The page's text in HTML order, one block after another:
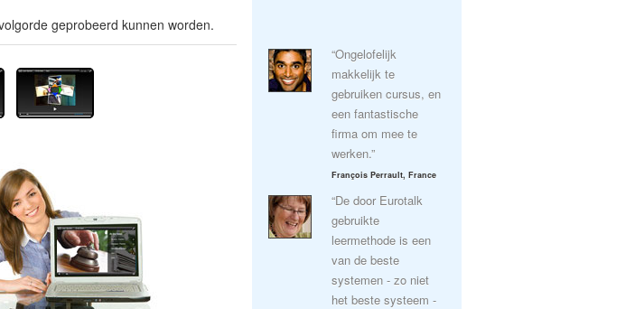
geprobeerd kunnen worden.
“Ongelofelijk
makkelijk te
gebruiken cursus, en
een fantastische
firma om mee te
werken.”
François Perrault, France
“De door Eurotalk
gebruikte
leermethode is een
van de beste
systemen - zo niet
het beste systeem -